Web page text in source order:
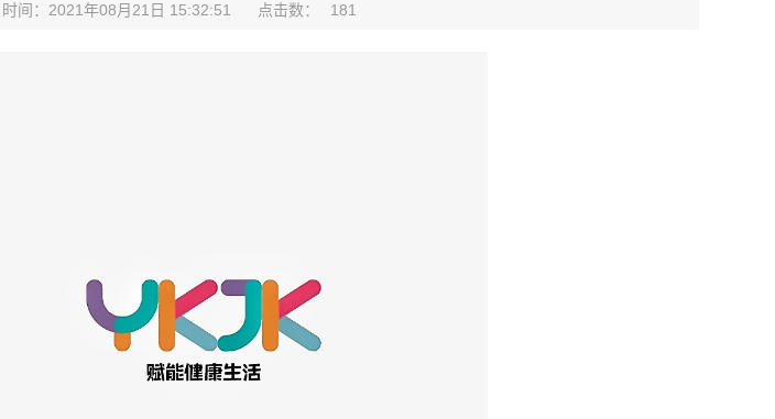
时间：2021年08月21日 15:32:51 点击数： 181